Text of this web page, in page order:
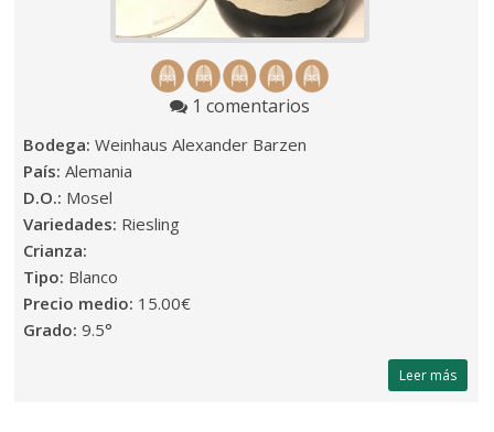
1 comentarios
Bodega:Weinhaus Alexander Barzen
País:Alemania
D.O.: Mosel
Variedades: Riesling
Crianza:
Tipo: Blanco
Precio medio: 15.00€
Grado:9.5°
Leer más